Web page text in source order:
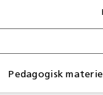
Pedagogisk